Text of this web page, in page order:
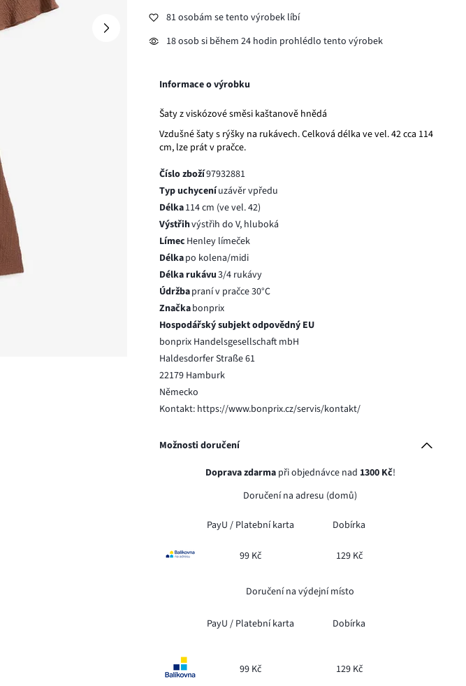
81 osobám se tento výrobek líbí
18 osob si během 24 hodin prohlédlo tento výrobek
Informace o výrobku
Šaty z viskózové směsi kaštanově hnědá
Vzdušné šaty s rýšky na rukávech. Celková délka ve vel. 42 cca 114
cm, lze prát v pračce.
Číslo zboží97932881
Typ uchyceníuzávěr vpředu
Délka114 cm (ve vel. 42)
Výstřihvýstřih do V, hluboká
Límec Henley límeček
Délkapo kolena/midi
Délka rukávu3/4 rukávy
Údržbapraní v pračce 30°C
Značkabonprix
Hospodářský subjekt odpovědný EU
bonprix Handelsgesellschaft mbH
Haldesdorfer Straße 61
22179 Hamburk
Německo
Kontakt: https://www.bonprix.cz/servis/kontakt/
Možnosti doručení
Doprava zdarmapři objednávce nad 1300 Kč!
Doručení na adresu (domů)
PayU / Platební karta Dobírka
99 Kč 129 Kč
Doručení na výdejní místo
PayU / Platební karta Dobírka
99 Kč 129 Kč